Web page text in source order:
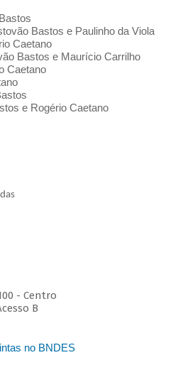
Bastos e Paulinho da Viola
Caetano
Bastos e Maurício Carrilho
Caetano
e Rogério Caetano
- Centro
B
no BNDES